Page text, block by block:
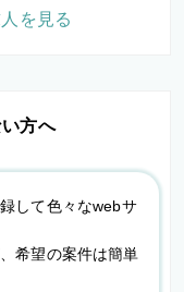
方へ
して色々なwebサ
希望の案件は簡単
を見る